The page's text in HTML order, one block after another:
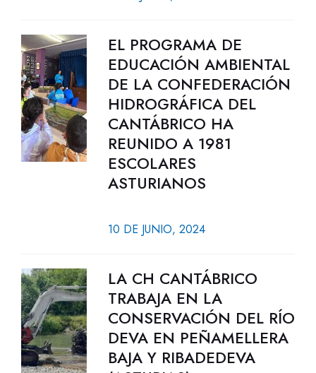
EL PROGRAMA DE
EDUCACIÓN AMBIENTAL
DE LA CONFEDERACIÓN
HIDROGRÁFICA DEL
CANTÁBRICO HA
REUNIDO A 1981
ESCOLARES
ASTURIANOS
10 DE JUNIO, 2024
LA CH CANTÁBRICO
TRABAJA EN LA
CONSERVACIÓN DEL RÍO
DEVA EN PEÑAMELLERA
BAJA Y RIBADEDEVA